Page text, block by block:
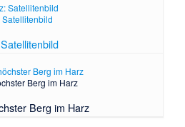
Satellitenbild
Satellitenbild
Berg im Harz
Berg im Harz